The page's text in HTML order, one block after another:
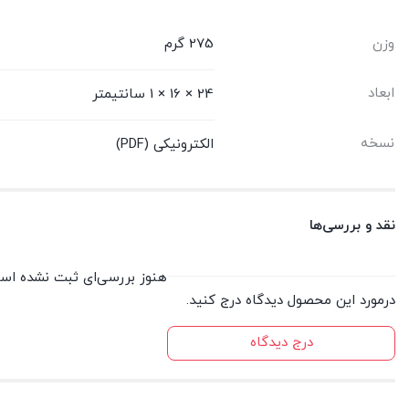
وزن 275 گرم
ابعاد 24 × 16 × 1 سانتیمتر
نسخه الکترونیکی (PDF)
نقد و بررسی‌ها
درمورد این محصول دیدگاه درج کنید.
درج دیدگاه
هنوز بررسی‌ای ثبت نشده